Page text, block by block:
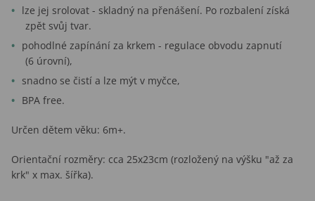
lze jej srolovat - skladný na přenášení. Po rozbalení získá
zpět svůj tvar.
pohodlné zapínání za krkem - regulace obvodu zapnutí
(6 úrovní),
snadno se čistí a lze mýt v myčce,
BPA free.
Určen dětem věku: 6m+.
Orientační rozměry: cca 25x23cm (rozložený na výšku "až za
krk" x max. šířka).